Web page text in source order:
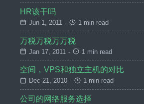
HR该干吗
Jun 1, 2011 - 1 min read
万税万税万万税
Jan 17, 2011 - 1 min read
空间，VPS和独立主机的对比
Dec 21, 2010 - 1 min read
公司的网络服务选择